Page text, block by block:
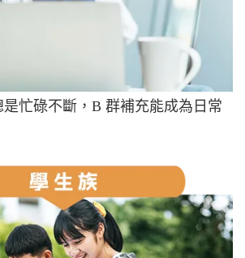
忙碌不斷，B 群補充能成為日常